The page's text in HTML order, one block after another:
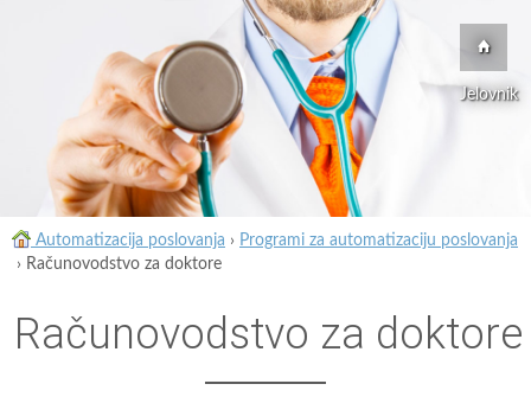
Jelovnik
Automatizacija poslovanja › Programi za automatizaciju poslovanja
› Računovodstvo za doktore
Računovodstvo za doktore